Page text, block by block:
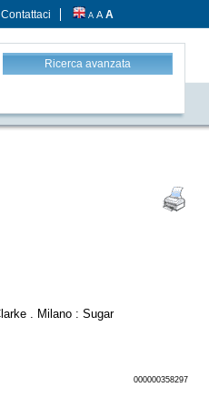
Contattaci A A A
Ricerca avanzata